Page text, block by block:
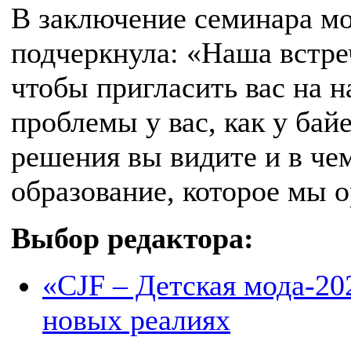
В заключение семинара
подчеркнула: «Наша
чтобы пригласить вас на
проблемы у вас, как у
решения вы видите и в
образование, которое мы
Выбор редактора:
«CJF – Детская мода-
новых реалиях